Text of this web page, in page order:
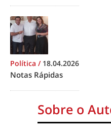
Política / 18.04.2026
Notas Rápidas
Sobre o